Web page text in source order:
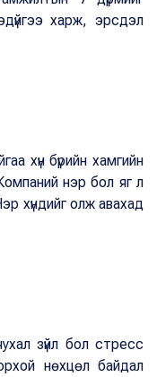
харж, эрсдэл
хүн бүрийн хамгийн
нэр бол яг л
хүндийг олж авахад
зүйл бол стресс
нөхцөл байдал